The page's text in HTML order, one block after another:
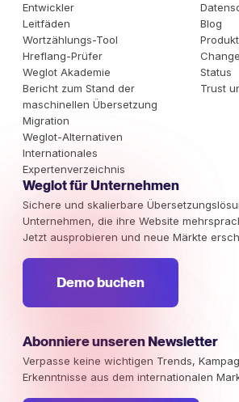
Entwickler
Leitfäden
Wortzählungs-Tool
Hreflang-Prüfer
Weglot Akademie
Bericht zum Stand der
maschinellen Übersetzung
Migration
Weglot-Alternativen
Internationales
Expertenverzeichnis
Blog
Status
Trust
Weglot für Unternehmen
Sichere und skalierbare
Unternehmen, die ihre Website
Jetzt ausprobieren und neue Märkte
Demo buchen
Abonniere unseren Newsletter
Verpasse keine wichtigen Trends,
Erkenntnisse aus dem internationalen